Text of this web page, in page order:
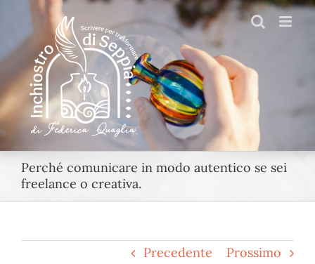
contenuto
Perché comunicare in modo autentico se sei
freelance o creativa.
Precedente Prossimo